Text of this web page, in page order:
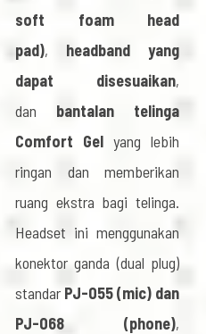
soft foam head
pad), headband yang
dapat disesuaikan,
dan bantalan telinga
Comfort Gel yang lebih
ringan dan memberikan
ruang ekstra bagi telinga.
Headset ini menggunakan
konektor ganda (dual plug)
standar PJ-055 (mic) dan
PJ-068 (phone),